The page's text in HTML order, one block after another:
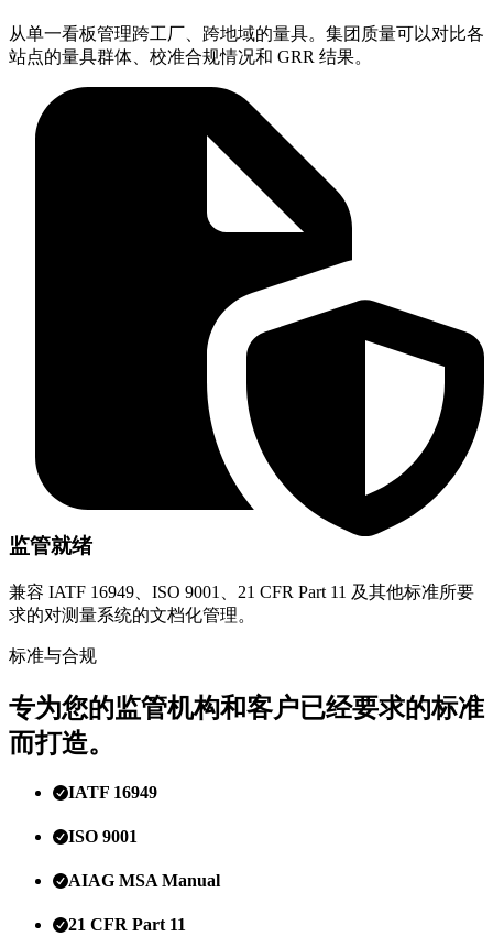
从单一看板管理跨工厂、跨地域的量具。集团质量可以对比各
站点的量具群体、校准合规情况和 GRR 结果。
监管就绪
兼容 IATF 16949、ISO 9001、21 CFR Part 11 及其他标准所要
求的对测量系统的文档化管理。
标准与合规
专为您的监管机构和客户已经要求的标准
而打造。
IATF 16949
ISO 9001
AIAG MSA Manual
21 CFR Part 11